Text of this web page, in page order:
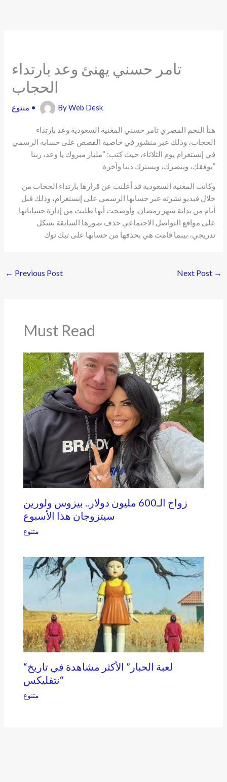
تامر حسني يهنئ وعد بارتداء
الحجاب
متنوع • ByWeb Desk
الحجاب، وذلك عبر منشور في خاصية القصص على حسابه الرسمي
في إنستغرام يوم الثلاثاء، حيث كتب: “مليار مبروك يا وعد، ربنا
يوفقك، وينصرك، ويسترك دنيا وآخرة”
وكانت المغنية السعودية قد أعلنت عن قرارها بارتداء الحجاب من
خلال فيديو نشرته عبر حسابها الرسمي على إنستغرام، وذلك قبل
أيام من بداية شهر رمضان. وأوضحت أنها طلبت من إدارة حساباتها
على مواقع التواصل الاجتماعي حذف صورها السابقة بشكل
تدريجي، بينما قامت هي بحذفها من حسابها على تيك توك
← Previous Post Next Post →
Must Read
زواج الـ600 مليون دولار.. بيزوس ولورين
سيتزوجان هذا الأسبوع
متنوع
“لعبة الحبار” الأكثر مشاهدة في تاريخ
“نتفليكس
متنوع